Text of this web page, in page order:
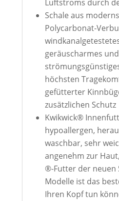
Luftstroms durch
Schale aus
Polycarbonat-
geräuscharmes und
höchsten
gefütterter
zusätzlichen Schutz
Kwikwick®
hypoallergen,
waschbar, sehr
angenehm zur
®-Futter der neuen
Modelle ist das
Ihren Kopf tun